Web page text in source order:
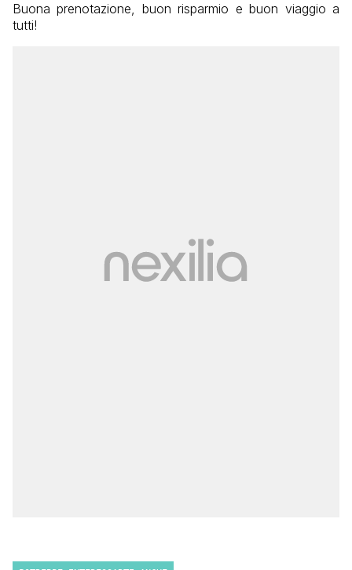
Buona prenotazione, buon risparmio e buon viaggio a
tutti!